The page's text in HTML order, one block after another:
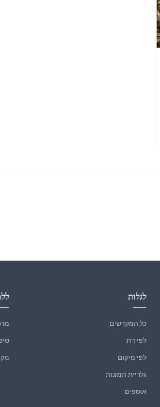
לגלות
כל המקדשים
לפי דת
לפי מיקום
גלריית תמונות
אוספים